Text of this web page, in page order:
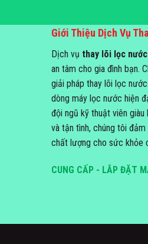
Giới Thiệu Dịch Vụ
Dịch vụ thay lõi lọc
an tâm cho gia đình bạn.
giải pháp thay lõi lọc
dòng máy lọc nước hiện
đội ngũ kỹ thuật viên giàu
và tận tình, chúng tôi
chất lượng cho sức khỏe
CUNG CẤP - LẮP ĐẶT